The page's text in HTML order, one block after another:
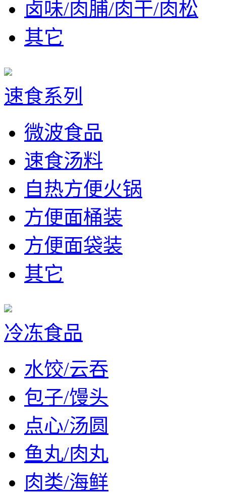
卤味/肉脯/肉干/肉松
其它
速食系列
微波食品
速食汤料
自热方便火锅
方便面桶装
方便面袋装
其它
冷冻食品
水饺/云吞
包子/馒头
点心/汤圆
鱼丸/肉丸
肉类/海鲜